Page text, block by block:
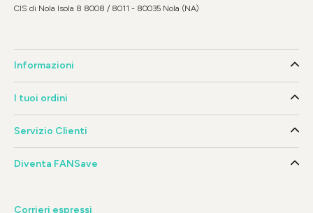
CIS di Nola Isola 8 8008 / 8011 - 80035 Nola (NA)
Informazioni
I tuoi ordini
Servizio Clienti
Diventa FANSave
Corrieri espressi